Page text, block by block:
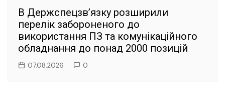
В Держспецзв’язку розширили
перелік забороненого до
використання ПЗ та комунікаційного
обладнання до понад 2000 позицій
07.08.2026 0